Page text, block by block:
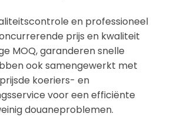
en professioneel
prijs en kwaliteit
MOQ, garanderen snelle
ook samengewerkt met
koeriers- en
voor een efficiënte
douaneproblemen.